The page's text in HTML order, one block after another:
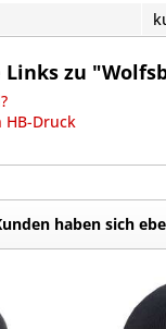
zu
HB-Druck
haben sich